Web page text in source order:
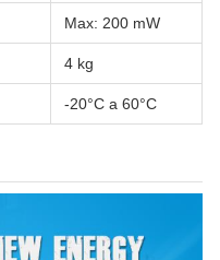
Max: 200 mW
4 kg
-20°C a 60°C